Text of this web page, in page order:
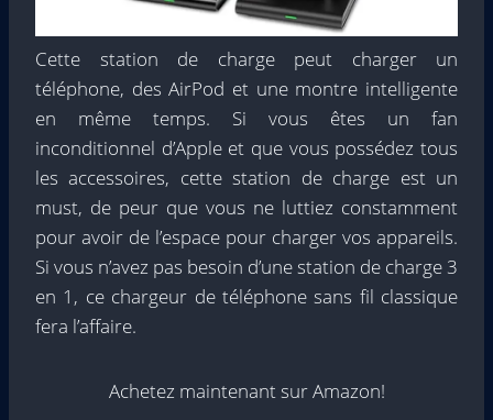
Cette station de charge peut charger un
téléphone, des AirPod et une montre intelligente
en même temps. Si vous êtes un fan
inconditionnel d’Apple et que vous possédez tous
les accessoires, cette station de charge est un
must, de peur que vous ne luttiez constamment
pour avoir de l’espace pour charger vos appareils.
Si vous n’avez pas besoin d’une station de charge 3
en 1, ce chargeur de téléphone sans fil classique
fera l’affaire.
Achetez maintenant sur Amazon!